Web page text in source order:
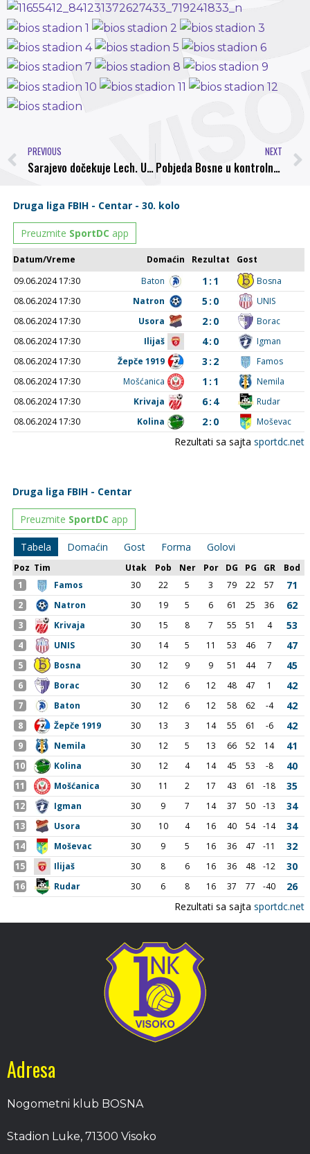
PREVIOUS
Sarajevo dočekuje Lech. Ulaznice u slobodnoj prodaji od petka, 10. jula.
NEXT
Pobjeda Bosne u kontrolnoj utakmici sa Fudbalskom akademijom Sporta
Adresa
Nogometni klub BOSNA
Stadion Luke, 71300 Visoko